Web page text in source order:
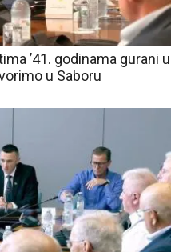
’41. godinama gurani u
u Saboru